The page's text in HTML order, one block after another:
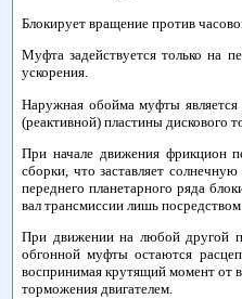
Блокирует вращение против
Муфта задействуется только на
ускорения.
Наружная обойма муфты является
(реактивной) пластины дискового
При начале движения фрикцион
сборки, что заставляет
переднего планетарного ряда
вал трансмиссии лишь
При движении на любой другой
обгонной муфты остаются
воспринимая крутящий момент от
торможения двигателем.